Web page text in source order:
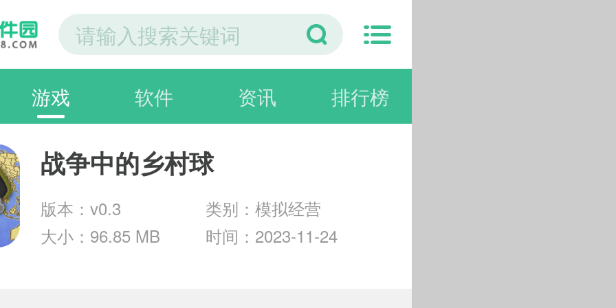
游戏 软件 资讯 排行榜
战争中的乡村球
版本：v0.3
类别：模拟经营
大小：96.85 MB
时间：2023-11-24